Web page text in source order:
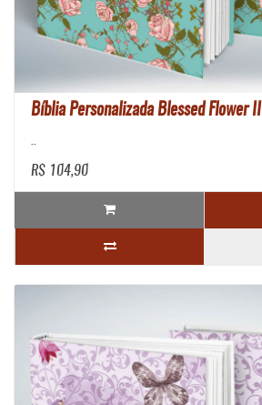
Bíblia Personalizada Blessed Flower II
..
R$ 104,90